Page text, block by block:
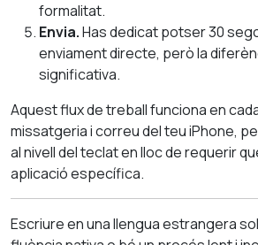
formalitat.
Envia.Has dedicat potser 30
enviament directe, però la
significativa.
Aquest flux de treball funciona en
missatgeria i correu del teu iPhone,
al nivell del teclat en lloc de requerir
aplicació específica.
Escriure en una llengua estrangera